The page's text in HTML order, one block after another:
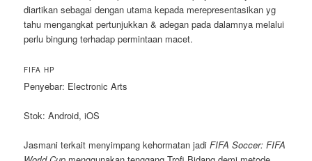
diartikan sebagai dengan utama kepada merepresentasikan yg
tahu mengangkat pertunjukkan & adegan pada dalamnya melalui
perlu bingung terhadap permintaan macet.
FIFA HP
Penyebar: Electronic Arts
Stok: Android, iOS
Jasmani terkait menyimpang kehormatan jadiFIFA Soccer: FIFA